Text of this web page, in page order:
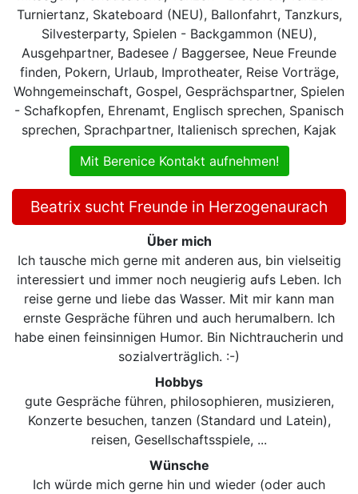
Turniertanz, Skateboard (NEU), Ballonfahrt, Tanzkurs,
Silvesterparty, Spielen - Backgammon (NEU),
Ausgehpartner, Badesee / Baggersee, Neue Freunde
finden, Pokern, Urlaub, Improtheater, Reise Vorträge,
Wohngemeinschaft, Gospel, Gesprächspartner, Spielen
- Schafkopfen, Ehrenamt, Englisch sprechen, Spanisch
sprechen, Sprachpartner, Italienisch sprechen, Kajak
Mit Berenice Kontakt aufnehmen!
Beatrix sucht Freunde in Herzogenaurach
Über mich
Ich tausche mich gerne mit anderen aus, bin vielseitig
interessiert und immer noch neugierig aufs Leben. Ich
reise gerne und liebe das Wasser. Mit mir kann man
ernste Gespräche führen und auch herumalbern. Ich
habe einen feinsinnigen Humor. Bin Nichtraucherin und
sozialverträglich. :-)
Hobbys
gute Gespräche führen, philosophieren, musizieren,
Konzerte besuchen, tanzen (Standard und Latein),
reisen, Gesellschaftsspiele, ...
Wünsche
Ich würde mich gerne hin und wieder (oder auch